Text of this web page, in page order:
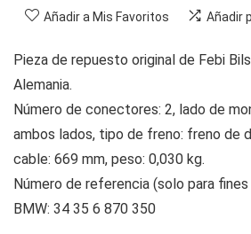
Añadir a Mis Favoritos Añadir
Pieza de repuesto original de Febi
Alemania.
Número de conectores: 2, lado de
ambos lados, tipo de freno: freno de
cable: 669 mm, peso: 0,030 kg.
Número de referencia (solo para
BMW: 34 35 6 870 350